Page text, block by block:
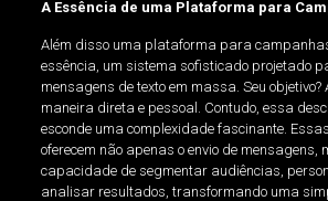
A Essência de uma Plataforma para
Além disso uma plataforma para
essência, um sistema sofisticado projetado
mensagens de texto em massa. Seu
maneira direta e pessoal. Contudo, essa
esconde uma complexidade fascinante.
oferecem não apenas o envio de mensagens,
capacidade de segmentar audiências,
analisar resultados, transformando uma